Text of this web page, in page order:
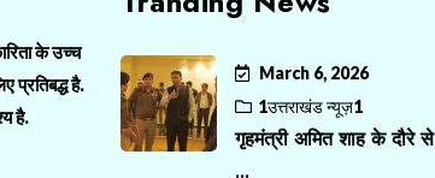
के उच्च
प्रतिबद्ध है.
है.
March 6, 2026
1उत्तराखंड न्यूज़1
गृहमंत्री अमित शाह के दौरे से
...